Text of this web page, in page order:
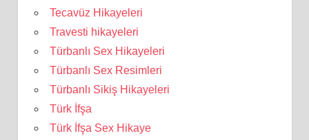
Tecavüz Hikayeleri
Travesti hikayeleri
Türbanlı Sex Hikayeleri
Türbanlı Sex Resimleri
Türbanlı Sikiş Hikayeleri
Türk İfşa
Türk İfşa Sex Hikaye